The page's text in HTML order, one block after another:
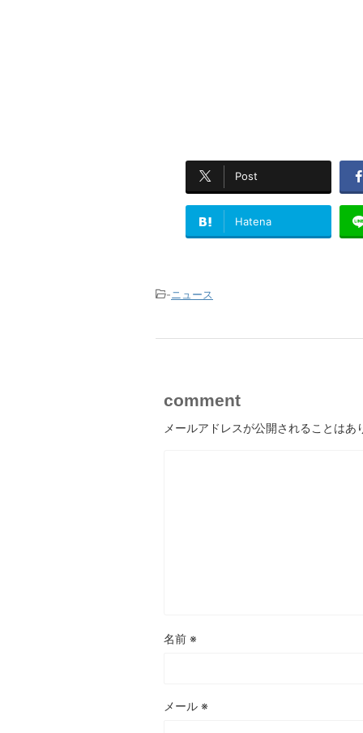
Post
Hatena
-ニュース
comment
メールアドレスが公開されることはあ
名前 ※
メール ※